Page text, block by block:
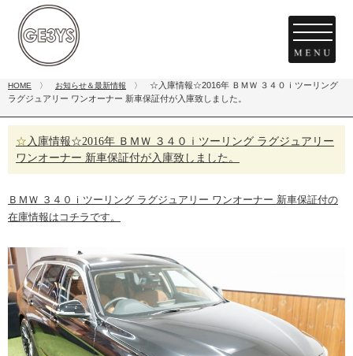
HOME 〉 お知らせ＆最新情報 〉
☆入庫情報☆2016年 ＢＭＷ ３４０ｉツーリング
ラグジュアリー ワンオーナー 新車保証付が入庫致しました。
☆入庫情報☆2016年 ＢＭＷ ３４０ｉツーリング ラグジュアリー
ワンオーナー 新車保証付が入庫致しました。
ＢＭＷ ３４０ｉツーリング ラグジュアリー ワンオーナー 新車保証付の
在庫情報はコチラです。